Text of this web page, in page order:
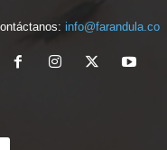
info@farandula.co